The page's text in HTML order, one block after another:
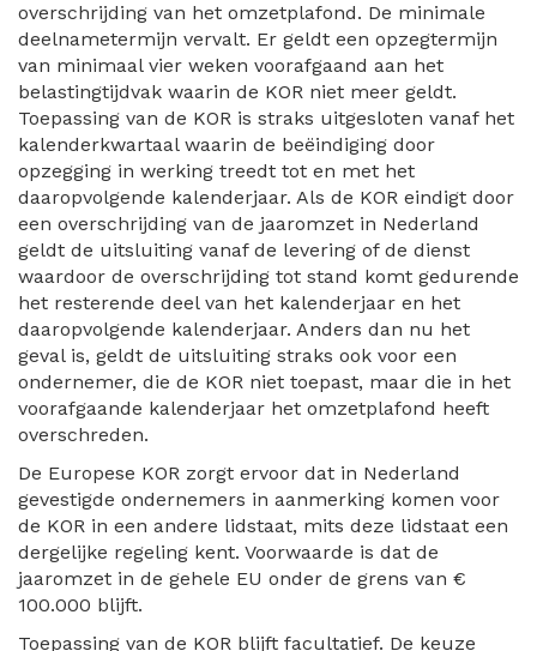
overschrijding van het omzetplafond. De minimale
deelnametermijn vervalt. Er geldt een opzegtermijn
van minimaal vier weken voorafgaand aan het
belastingtijdvak waarin de KOR niet meer geldt.
Toepassing van de KOR is straks uitgesloten vanaf het
kalenderkwartaal waarin de beëindiging door
opzegging in werking treedt tot en met het
daaropvolgende kalenderjaar. Als de KOR eindigt door
een overschrijding van de jaaromzet in Nederland
geldt de uitsluiting vanaf de levering of de dienst
waardoor de overschrijding tot stand komt gedurende
het resterende deel van het kalenderjaar en het
daaropvolgende kalenderjaar. Anders dan nu het
geval is, geldt de uitsluiting straks ook voor een
ondernemer, die de KOR niet toepast, maar die in het
voorafgaande kalenderjaar het omzetplafond heeft
overschreden.
De Europese KOR zorgt ervoor dat in Nederland
gevestigde ondernemers in aanmerking komen voor
de KOR in een andere lidstaat, mits deze lidstaat een
dergelijke regeling kent. Voorwaarde is dat de
jaaromzet in de gehele EU onder de grens van €
100.000 blijft.
Toepassing van de KOR blijft facultatief. De keuze